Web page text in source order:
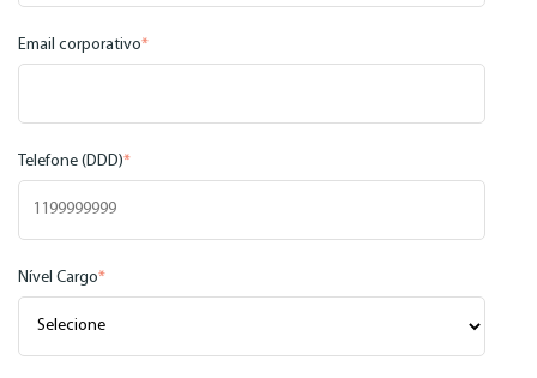
Email corporativo*
Telefone (DDD)*
Nível Cargo*